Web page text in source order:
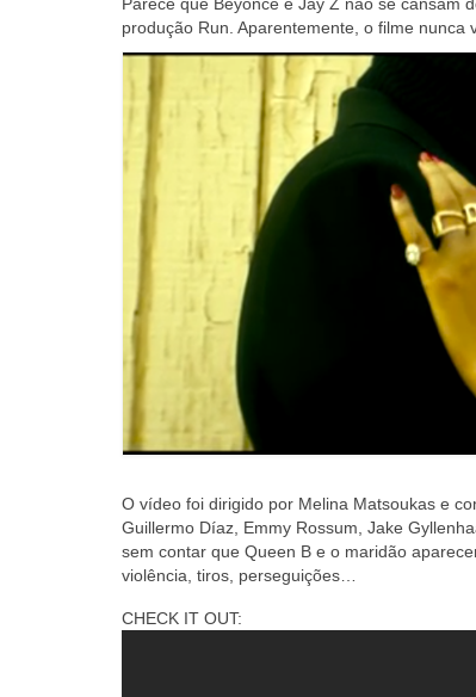
produção Run. Aparentemente, o filme
O vídeo foi dirigido por Melina Matsoukas e
Guillermo Díaz, Emmy Rossum, Jake
sem contar que Queen B e o maridão
violência, tiros, perseguições…
CHECK IT OUT: